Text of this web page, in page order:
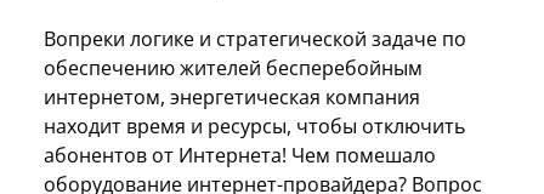
Вопреки логике и стратегической задаче по
обеспечению жителей бесперебойным
интернетом, энергетическая компания
находит время и ресурсы, чтобы отключить
абонентов от Интернета! Чем помешало
оборудование интернет-провайдера? Вопрос